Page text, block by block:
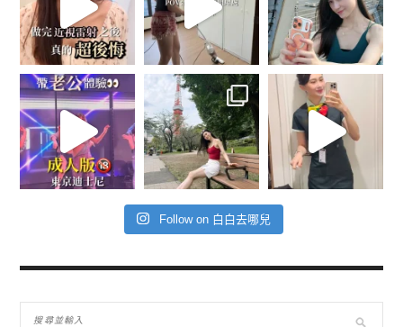
Follow on 白白去哪兒